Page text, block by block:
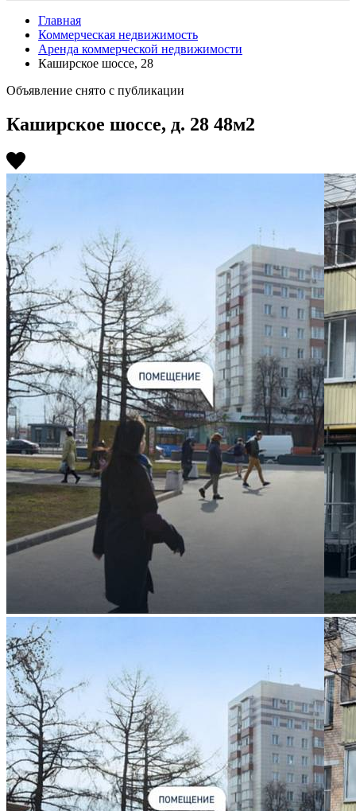
Главная
Коммерческая недвижимость
Аренда коммерческой недвижимости
Каширское шоссе, 28
Объявление снято с публикации
Каширское шоссе, д. 28 48м2